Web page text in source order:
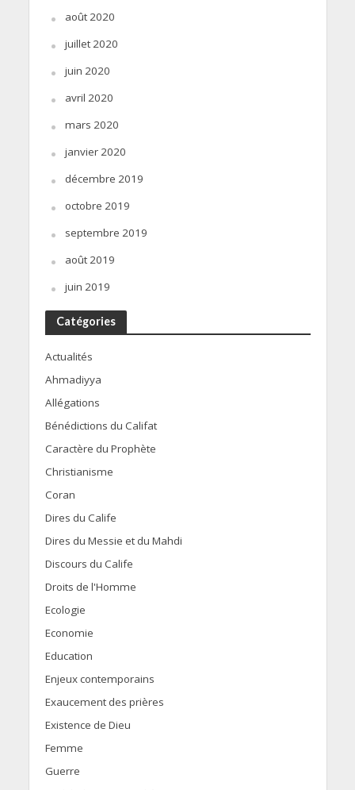
août 2020
juillet 2020
juin 2020
avril 2020
mars 2020
janvier 2020
décembre 2019
octobre 2019
septembre 2019
août 2019
juin 2019
Catégories
Actualités
Ahmadiyya
Allégations
Bénédictions du Califat
Caractère du Prophète
Christianisme
Coran
Dires du Calife
Dires du Messie et du Mahdi
Discours du Calife
Droits de l'Homme
Ecologie
Economie
Education
Enjeux contemporains
Exaucement des prières
Existence de Dieu
Femme
Guerre